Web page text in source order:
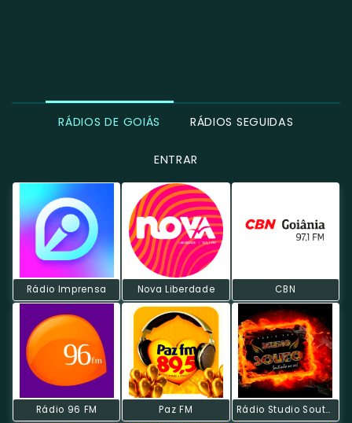
RÁDIOS DE GOIÁS RÁDIOS SEGUIDAS
ENTRAR
Rádio Imprensa Nova Liberdade CBN
Rádio 96 FM Paz FM Rádio Studio Souto - Discoteca 70s